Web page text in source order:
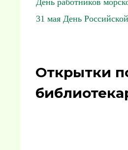
День работников
31 мая День
Открытки